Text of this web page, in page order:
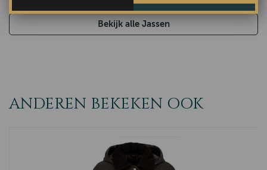
Bekijk alle Jassen
ANDEREN BEKEKEN OOK